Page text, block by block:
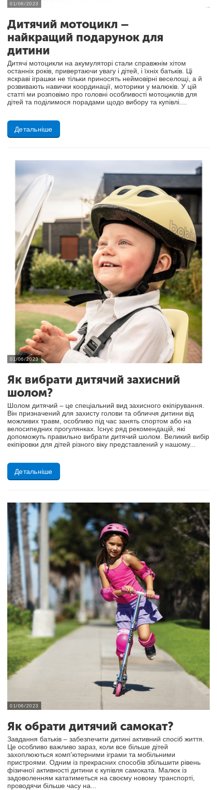
01/06/2023
Дитячий мотоцикл –
найкращий подарунок для
дитини
Дитячі мотоцикли на акумуляторі стали справжнім хітом
останніх років, привертаючи увагу і дітей, і їхніх батьків. Ці
яскраві іграшки не тільки приносять неймовірні веселощі, а й
розвивають навички координації, моторики у малюків. У цій
статті ми розповімо про головні особливості мотоциклів для
дітей та поділимося порадами щодо вибору та купівлі....
Детальніше
01/06/2023
Як вибрати дитячий захисний
шолом?
Шолом дитячий – це спеціальний вид захисного екіпірування.
Він призначений для захисту голови та обличчя дитини від
можливих травм, особливо під час занять спортом або на
велосипедних прогулянках. Існує ряд рекомендацій, які
допоможуть правильно вибрати дитячий шолом. Великий вибір
екіпіровки для дітей різного віку представлений у нашому...
Детальніше
01/06/2023
Як обрати дитячий самокат?
Завдання батьків – забезпечити дитині активний спосіб життя.
Це особливо важливо зараз, коли все більше дітей
захоплюються комп'ютерними іграми та мобільними
пристроями. Одним із прекрасних способів збільшити рівень
фізичної активності дитини є купівля самоката. Малюк із
задоволенням кататиметься на своєму новому транспорті,
проводячи більше часу на...